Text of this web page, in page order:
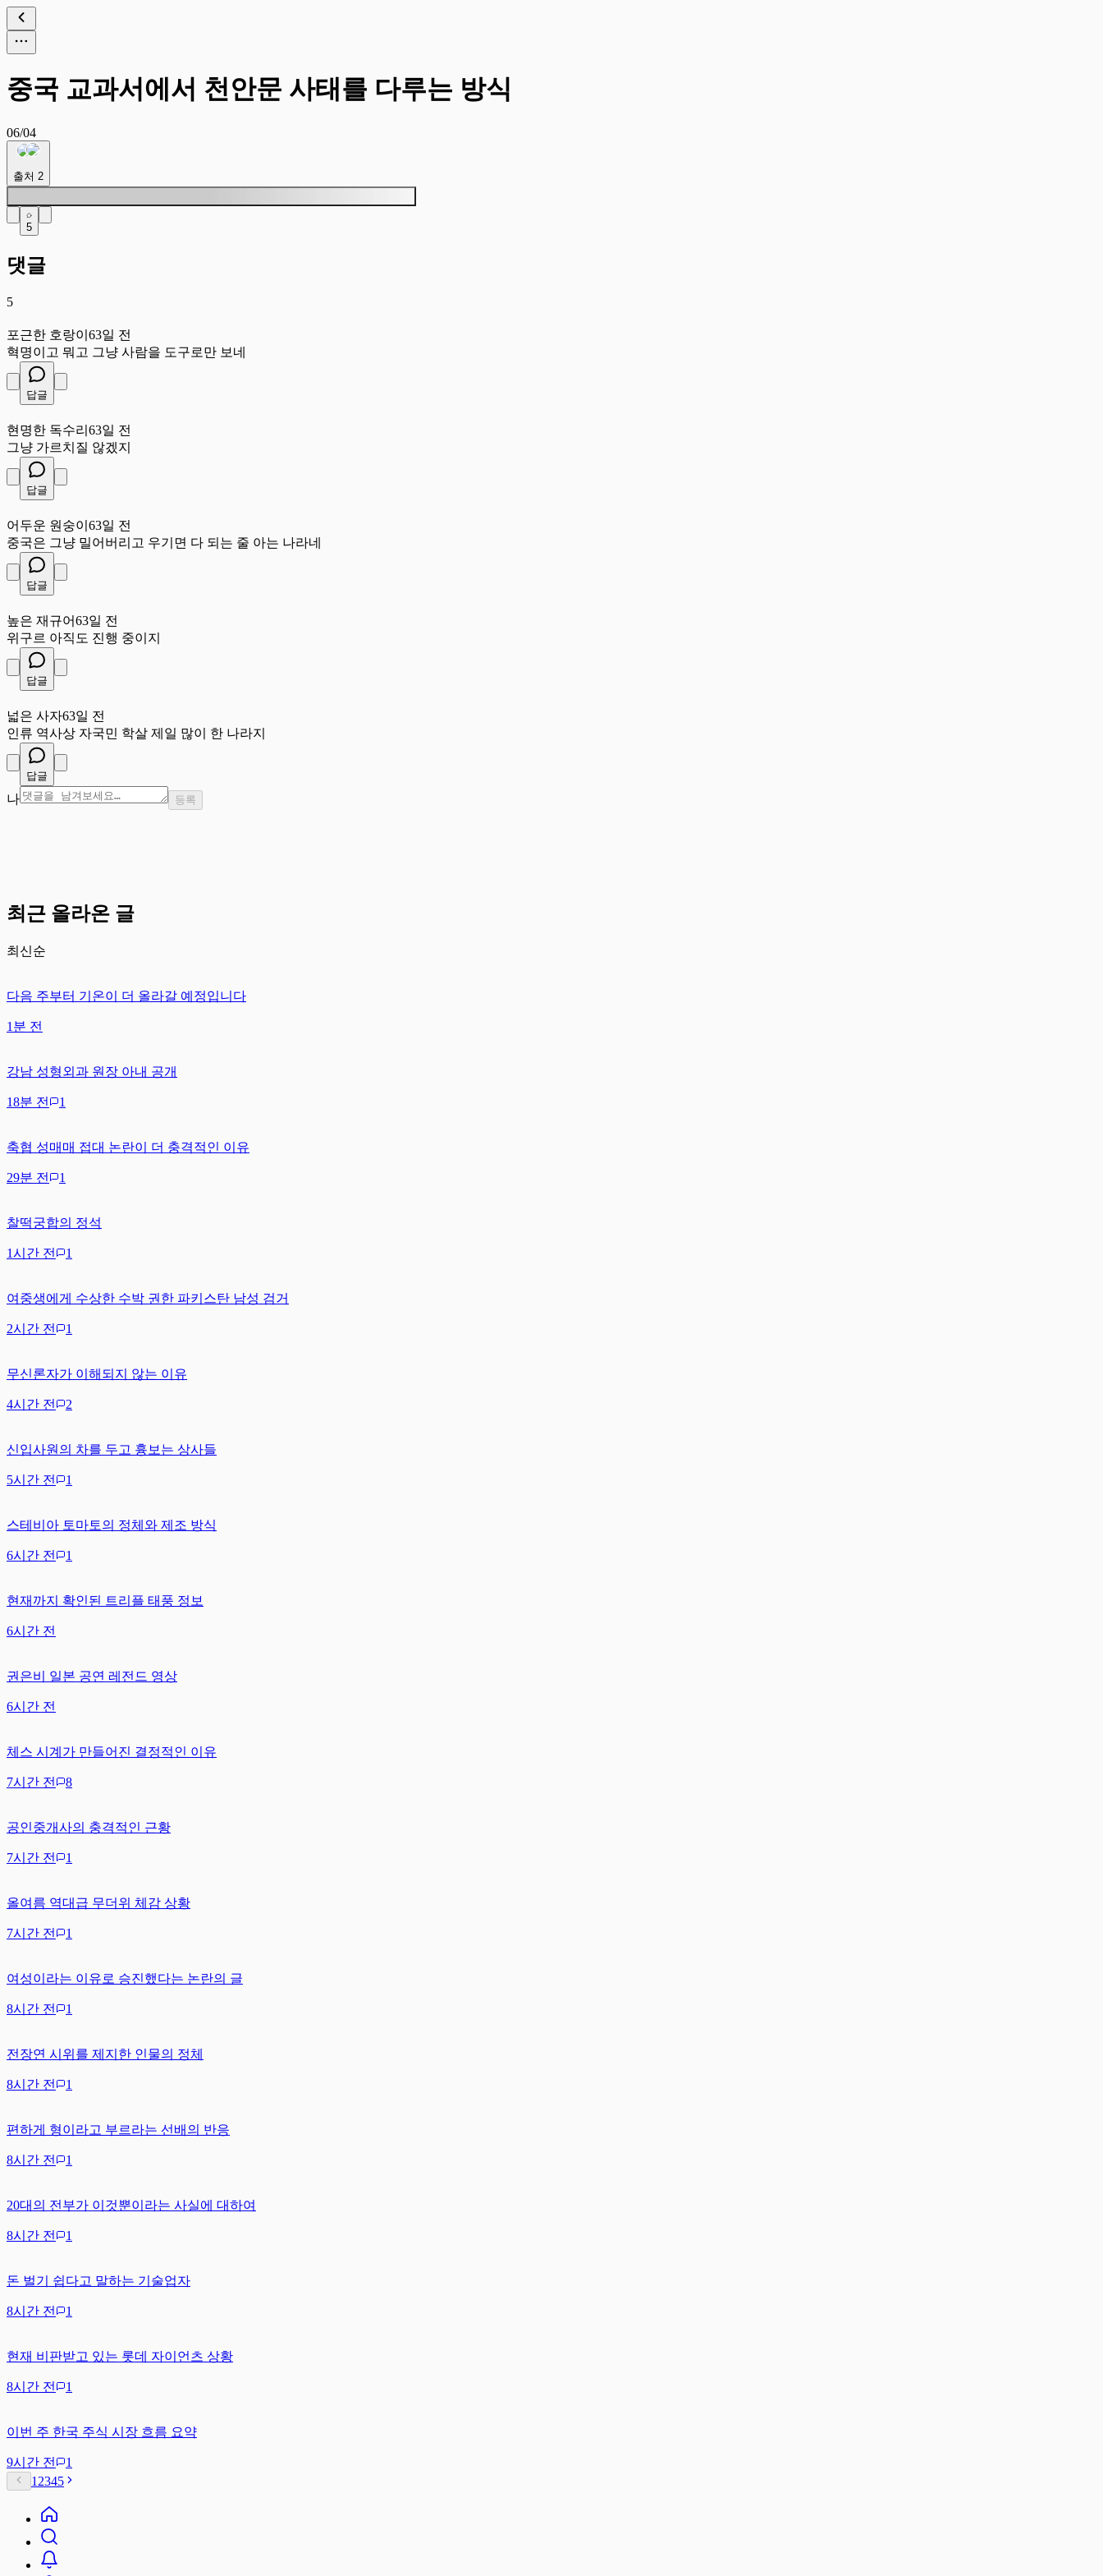
중국 교과서에서 천안문 사태를 다루는 방식
06/04
출처 2
5
댓글
5
포근한 호랑이 63일 전
혁명이고 뭐고 그냥 사람을 도구로만 보네
답글
현명한 독수리 63일 전
그냥 가르치질 않겠지
답글
어두운 원숭이 63일 전
중국은 그냥 밀어버리고 우기면 다 되는 줄 아는 나라네
답글
높은 재규어63일 전
위구르 아직도 진행 중이지
답글
넓은 사자63일 전
인류 역사상 자국민 학살 제일 많이 한 나라지
답글
나 등록
최근 올라온 글
최신순
다음 주부터 기온이 더 올라갈 예정입니다
1분 전
강남 성형외과 원장 아내 공개
18분 전 1
축협 성매매 접대 논란이 더 충격적인 이유
29분 전 1
찰떡궁합의 정석
1시간 전 1
여중생에게 수상한 수박 권한 파키스탄 남성 검거
2시간 전 1
무신론자가 이해되지 않는 이유
4시간 전 2
신입사원의 차를 두고 흉보는 상사들
5시간 전 1
스테비아 토마토의 정체와 제조 방식
6시간 전 1
현재까지 확인된 트리플 태풍 정보
6시간 전
권은비 일본 공연 레전드 영상
6시간 전
체스 시계가 만들어진 결정적인 이유
7시간 전 8
공인중개사의 충격적인 근황
7시간 전 1
올여름 역대급 무더위 체감 상황
7시간 전 1
여성이라는 이유로 승진했다는 논란의 글
8시간 전 1
전장연 시위를 제지한 인물의 정체
8시간 전 1
편하게 형이라고 부르라는 선배의 반응
8시간 전 1
20대의 전부가 이것뿐이라는 사실에 대하여
8시간 전 1
돈 벌기 쉽다고 말하는 기술업자
8시간 전 1
현재 비판받고 있는 롯데 자이언츠 상황
8시간 전 1
이번 주 한국 주식 시장 흐름 요약
9시간 전
1
1 2345